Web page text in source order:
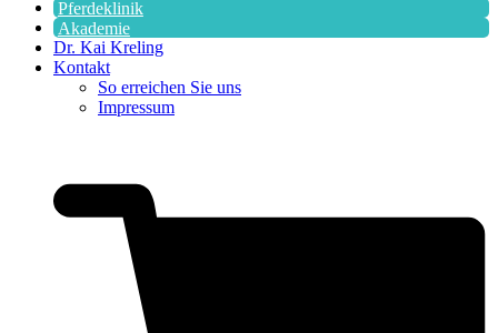
Pferdeklinik
Akademie
Dr. Kai Kreling
Kontakt
So erreichen Sie uns
Impressum